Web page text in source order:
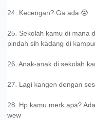
24. Kecengan? Ga ada 🤓
25. Sekolah kamu di mana
pindah sih kadang di
26. Anak-anak di sekolah
27. Lagi kangen dengan
28. Hp kamu merk apa?
wew